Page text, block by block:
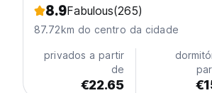
8.9Fabulous(265)
87.72km do centro da cidade
privados a partir
de
€22.65